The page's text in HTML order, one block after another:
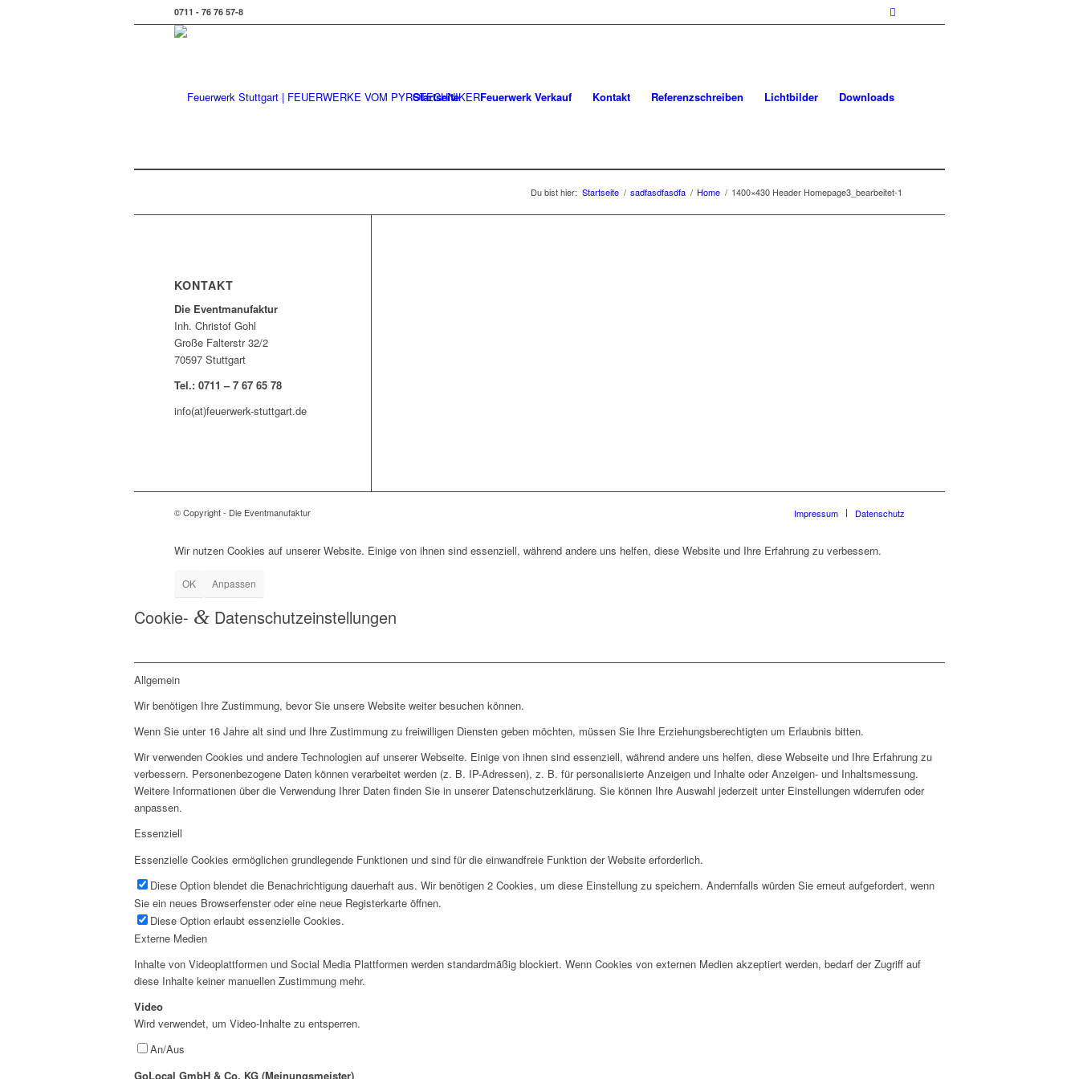
0711 - 76 76 57-8
Startseite Feuerwerk Verkauf Kontakt Referenzschreiben Lichtbilder Downloads
Du bist hier: Startseite / sadfasdfasdfa / Home / 1400×430 Header Homepage3_bearbeitet-1
KONTAKT
Die Eventmanufaktur
Inh. Christof Gohl
Große Falterstr 32/2
70597 Stuttgart
Tel.: 0711 – 7 67 65 78
info(at)feuerwerk-stuttgart.de
© Copyright - Die Eventmanufaktur Impressum Datenschutz
Wir nutzen Cookies auf unserer Website. Einige von ihnen sind essenziell, während andere uns helfen, diese Website und Ihre Erfahrung zu verbessern.
OK Anpassen
Cookie- & Datenschutzeinstellungen
Allgemein
Wir benötigen Ihre Zustimmung, bevor Sie unsere Website weiter besuchen können.
Wenn Sie unter 16 Jahre alt sind und Ihre Zustimmung zu freiwilligen Diensten geben möchten, müssen Sie Ihre Erziehungsberechtigten um Erlaubnis bitten.
Wir verwenden Cookies und andere Technologien auf unserer Webseite. Einige von ihnen sind essenziell, während andere uns helfen, diese Webseite und Ihre Erfahrung zu
verbessern. Personenbezogene Daten können verarbeitet werden (z. B. IP-Adressen), z. B. für personalisierte Anzeigen und Inhalte oder Anzeigen- und Inhaltsmessung.
Weitere Informationen über die Verwendung Ihrer Daten finden Sie in unserer Datenschutzerklärung. Sie können Ihre Auswahl jederzeit unter Einstellungen widerrufen oder
anpassen.
Essenziell
Essenzielle Cookies ermöglichen grundlegende Funktionen und sind für die einwandfreie Funktion der Website erforderlich.
Diese Option blendet die Benachrichtigung dauerhaft aus. Wir benötigen 2 Cookies, um diese Einstellung zu speichern. Andernfalls würden Sie erneut aufgefordert, wenn
Sie ein neues Browserfenster oder eine neue Registerkarte öffnen.
Diese Option erlaubt essenzielle Cookies.
Externe Medien
Inhalte von Videoplattformen und Social Media Plattformen werden standardmäßig blockiert. Wenn Cookies von externen Medien akzeptiert werden, bedarf der Zugriff auf
diese Inhalte keiner manuellen Zustimmung mehr.
Video
Wird verwendet, um Video-Inhalte zu entsperren.
An/Aus
GoLocal GmbH & Co. KG (Meinungsmeister)